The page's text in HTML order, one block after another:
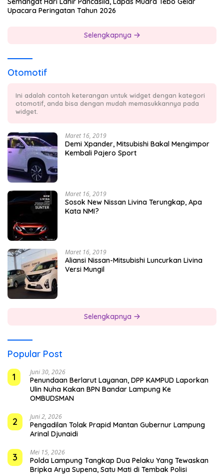
Upacara Peringatan Tahun 2026
Selengkapnya
Otomotif
Ini adalah contoh keterangan untuk widget dengan kategori
otomotif, anda bisa dengan mudah memasukkannya pada
widget.
Maret 16, 2019
Demi Xpander, Mitsubishi Bakal Mengimpor
Kembali Pajero Sport
Maret 16, 2019
Sosok New Nissan Livina Terungkap, Apa
Kata NMI?
Maret 16, 2019
Aliansi Nissan-Mitsubishi Luncurkan Livina
Versi Mungil
Selengkapnya
Popular Post
1
Juni 30, 2026
Penundaan Berlarut Layanan, DPP KAMPUD Laporkan
Ulin Nuha Kakan BPN Bandar Lampung Ke
OMBUDSMAN
2 Juni 2, 2026
Pengadilan Tolak Prapid Mantan Gubernur Lampung
Arinal Djunaidi
3 Mei 15, 2026
Polda Lampung Tangkap Dua Pelaku Yang Tewaskan
Bripka Arya Supena, Satu Mati di Tembak Polisi